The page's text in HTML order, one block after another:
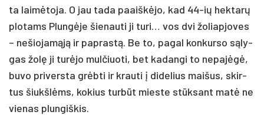
ta laimė­to­ja. O jau ta­da paaiškė­jo, kad 44-ių hek­tarų
plo­tams Plungė­je šie­nau­ti ji tu­ri… vos dvi žo­liap­jo­ves
– ne­šio­jamąją ir pa­prastą. Be to, pa­gal kon­kur­so sąly­
gas žolę ji turė­jo mul­čiuo­ti, bet ka­dan­gi to ne­pajėgė,
bu­vo pri­vers­ta grėbti ir krau­ti į di­de­lius mai­šus, skir­
tus šiukšlėms, ko­kius turbūt mies­te stūksant matė ne
vie­nas plun­giš­kis.